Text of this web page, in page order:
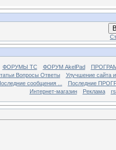
ФОРУМЫ TC ФОРУМ AkelPad
Вопросы Ответы
Улучшение сайта
сообщения ...
Последние
Интернет-магазин
Реклама